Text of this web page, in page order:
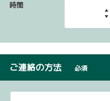
時間
ご連絡の方法 必須